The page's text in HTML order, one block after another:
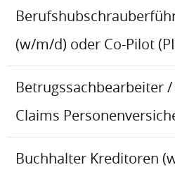
(w/m/d) oder Co-Pilot
Betrugssachbearbeiter
Claims
Buchhalter Kreditoren